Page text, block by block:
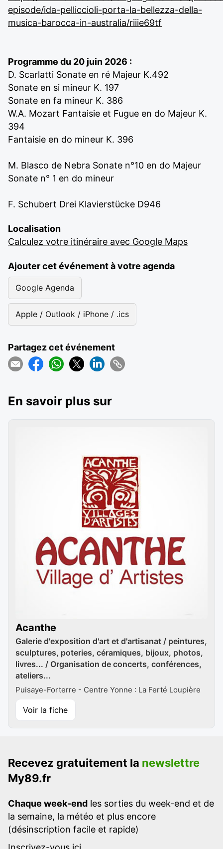
episode/ida-pelliccioli-porta-la-bellezza-della-
musica-barocca-in-australia/riiie69tf
Programme du 20 juin 2026 :
D. Scarlatti Sonate en ré Majeur K.492
Sonate en si mineur K. 197
Sonate en fa mineur K. 386
W.A. Mozart Fantaisie et Fugue en do Majeur K.
394
Fantaisie en do mineur K. 396
M. Blasco de Nebra Sonate n°10 en do Majeur
Sonate n° 1 en do mineur
F. Schubert Drei Klavierstücke D946
Localisation
Calculez votre itinéraire avec Google Maps
Ajouter cet événement à votre agenda
Google Agenda
Apple / Outlook / iPhone / .ics
Partagez cet événement
En savoir plus sur
Acanthe
Galerie d'exposition d'art et d'artisanat / peintures,
sculptures, poteries, céramiques, bijoux, photos,
livres... / Organisation de concerts, conférences,
ateliers...
Puisaye-Forterre - Centre Yonne : La Ferté Loupière
Voir la fiche
Recevez gratuitement la newslettre
My89.fr
Chaque week-end les sorties du week-end et de
la semaine, la météo et plus encore
(désinscription facile et rapide)